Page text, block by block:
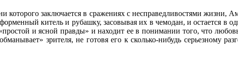
которого заключается в сражениях с несправедливостями жизни,
китель и рубашку, засовывая их в чемодан, и остается в
и ясной правды» и находит ее в понимании того, что
зрителя, не готовя его к сколько-нибудь серьезному